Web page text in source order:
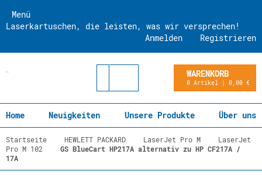
Menü
Laserkartuschen, die leisten, was wir versprechen!
Registrieren
Anmelden
WARENKORB
0 Artikel | 0,00 €
Home Neuigkeiten Unsere Produkte Über uns
Startseite HEWLETT PACKARD LaserJet Pro M
LaserJet
Pro M 102
GS BlueCart HP217A alternativ zu HP CF217A /
17A